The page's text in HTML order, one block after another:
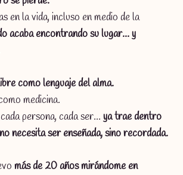
en la vida, incluso en medio de la
acaba encontrando su lugar… y
como lenguaje del alma.
medicina.
persona, cada ser… ya trae dentro
necesita ser enseñada, sino recordada.
más de 20 años mirándome en